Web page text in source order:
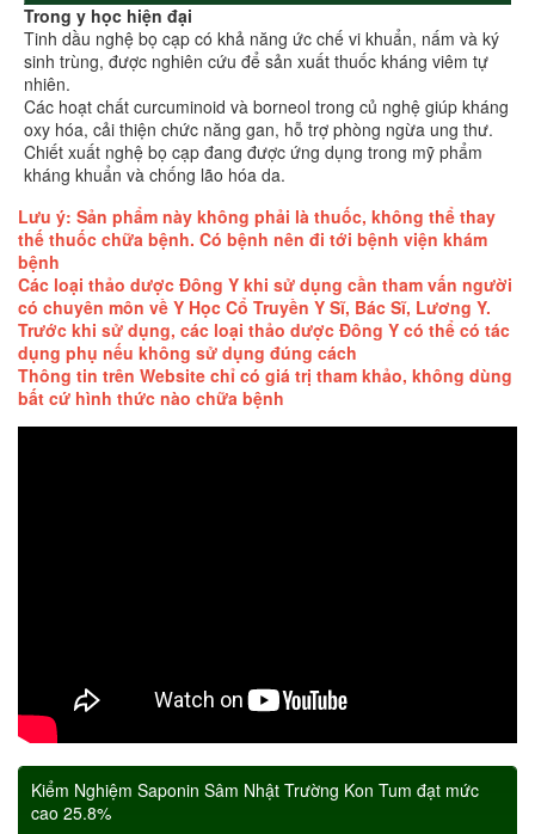
Trong y học hiện đại
Tinh dầu nghệ bọ cạp có khả năng ức chế vi khuẩn, nấm và ký
sinh trùng, được nghiên cứu để sản xuất thuốc kháng viêm tự
nhiên.
Các hoạt chất curcuminoid và borneol trong củ nghệ giúp kháng
oxy hóa, cải thiện chức năng gan, hỗ trợ phòng ngừa ung thư.
Chiết xuất nghệ bọ cạp đang được ứng dụng trong mỹ phẩm
kháng khuẩn và chống lão hóa da.
Lưu ý: Sản phẩm này không phải là thuốc, không thể thay
thế thuốc chữa bệnh. Có bệnh nên đi tới bệnh viện khám
bệnh
Các loại thảo dược Đông Y khi sử dụng cần tham vấn người
có chuyên môn về Y Học Cổ Truyền Y Sĩ, Bác Sĩ, Lương Y.
Trước khi sử dụng, các loại thảo dược Đông Y có thể có tác
dụng phụ nếu không sử dụng đúng cách
Thông tin trên Website chỉ có giá trị tham khảo, không dùng
bất cứ hình thức nào chữa bệnh
Kiểm Nghiệm Saponin Sâm Nhật Trường Kon Tum đạt mức
cao 25.8%